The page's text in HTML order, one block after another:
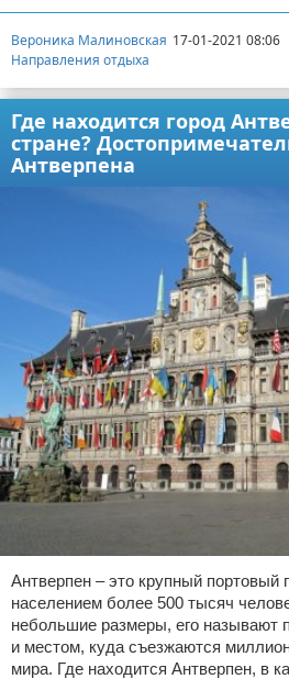
Вероника Малиновская 17-01-2021 08:06
Направления отдыха
Где находится город
стране?
Антверпена
Антверпен – это крупный портовый
населением более 500 тысяч
небольшие размеры, его
и местом, куда съезжаются
мира. Где находится Антверпен, в